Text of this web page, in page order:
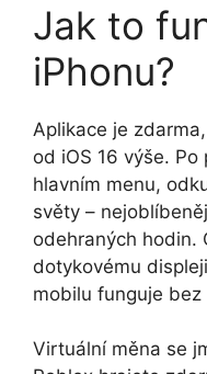
Jak to
iPhonu?
Aplikace je
od iOS 16 výše.
hlavním menu,
světy –
odehraných hodin.
dotykovému
mobilu funguje bez
Virtuální měna se